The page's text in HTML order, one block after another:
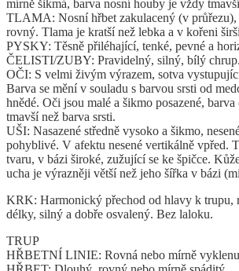
mírně šikmá, barva nosní houby je vždy
TLAMA: Nosní hřbet zakulacený (v
rovný. Tlama je kratší než lebka a v kořeni
PYSKY: Těsně přiléhající, tenké, pevné a
ČELISTI/ZUBY: Pravidelný, silný, bílý
OČI: S velmi živým výrazem, sotva
Barva se mění v souladu s barvou srsti od
hnědé. Oči jsou malé a šikmo posazené,
tmavší než barva srsti.
UŠI: Nasazené středně vysoko a šikmo,
pohyblivé. V afektu nesené vertikálně vpřed.
tvaru, v bázi široké, zužující se ke špičce.
ucha je výrazněji větší než jeho šířka v bázi
KRK: Harmonický přechod od hlavy k trupu,
délky, silný a dobře osvalený. Bez laloku.
TRUP
HŘBETNÍ LINIE: Rovná nebo mírně